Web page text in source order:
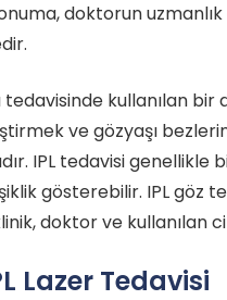
doktorun
tedavisinde kullanılan
ve gözyaşı
IPL tedavisi genellikle
gösterebilir. IPL göz
doktor ve kullanılan
Lazer Tedavisi